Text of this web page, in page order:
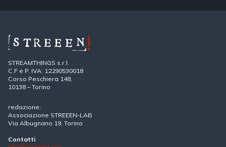
STREAMTHINGS s.r.l.
C.F e P. IVA: 12290530018
Corso Peschiera 148,
10138 – Torino
redazione:
Associazione STREEEN-LAB
Via Albugnano 19, Torino
Contatti